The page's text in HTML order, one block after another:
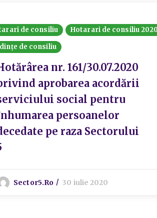
de consiliu
Hotarari de consiliu
de consiliu
nr. 161/30.07.2020
aprobarea acordării
social pentru
persoanelor
pe raza Sectorului
Sector5.ro 30 iulie 2020